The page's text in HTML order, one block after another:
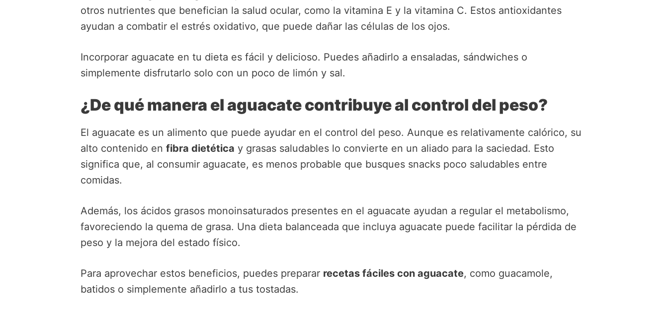
otros nutrientes que benefician la salud ocular, como la vitamina E y la vitamina C. Estos antioxidantes
ayudan a combatir el estrés oxidativo, que puede dañar las células de los ojos.
Incorporar aguacate en tu dieta es fácil y delicioso. Puedes añadirlo a ensaladas, sándwiches o
simplemente disfrutarlo solo con un poco de limón y sal.
¿De qué manera el aguacate contribuye al control del peso?
El aguacate es un alimento que puede ayudar en el control del peso. Aunque es relativamente calórico, su
alto contenido en fibra dietética y grasas saludables lo convierte en un aliado para la saciedad. Esto
significa que, al consumir aguacate, es menos probable que busques snacks poco saludables entre
comidas.
Además, los ácidos grasos monoinsaturados presentes en el aguacate ayudan a regular el metabolismo,
favoreciendo la quema de grasa. Una dieta balanceada que incluya aguacate puede facilitar la pérdida de
peso y la mejora del estado físico.
Para aprovechar estos beneficios, puedes preparar recetas fáciles con aguacate, como guacamole,
batidos o simplemente añadirlo a tus tostadas.